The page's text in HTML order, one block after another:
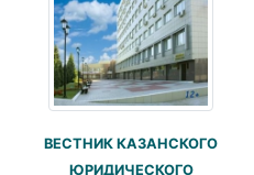
ВЕСТНИК КАЗАНСКОГО
ЮРИДИЧЕСКОГО